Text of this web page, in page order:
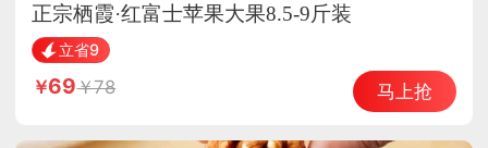
正宗栖霞·红富士苹果大果8.5-9斤装
立省9
69 78 马上抢